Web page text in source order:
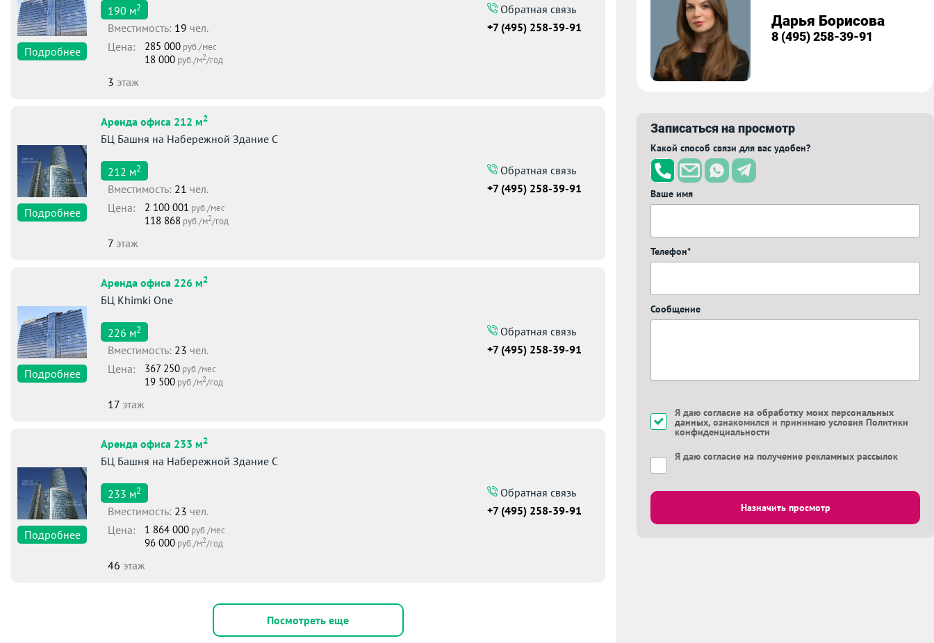
Подробнее
190 м2
Вместимоcть: 19 чел.
Цена:
285 000 руб./мес
18 000 руб./м2/год
3 этаж
Обратная связь
+7 (495) 258-39-91
Подробнее
Аренда офиса 212 м2
БЦ Башня на Набережной Здание С
212 м2
Вместимоcть: 21 чел.
Цена:
2 100 001 руб./мес
118 868 руб./м2/год
7 этаж
Обратная связь
+7 (495) 258-39-91
Подробнее
Аренда офиса 226 м2
БЦ Khimki One
226 м2
Вместимоcть: 23 чел.
Цена:
367 250 руб./мес
19 500 руб./м2/год
17 этаж
Обратная связь
+7 (495) 258-39-91
Подробнее
Аренда офиса 233 м2
БЦ Башня на Набережной Здание С
233 м2
Вместимоcть: 23 чел.
Цена:
1 864 000 руб./мес
96 000 руб./м2/год
46 этаж
Обратная связь
+7 (495) 258-39-91
Посмотреть еще
Дарья Борисова
8 (495) 258-39-91
Записаться на просмотр
Какой способ связи для вас удобен?
Ваше имя
Телефон*
Сообщение
Я даю согласие на обработку моих персональных
данных, ознакомился и принимаю условия Политики
конфиденциальности
Я даю согласие на получение рекламных рассылок
Назначить просмотр